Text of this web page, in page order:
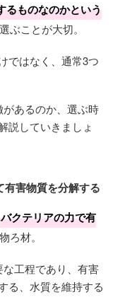
るものなのかという
ぶことが大切。
ではなく、通常3つ
あるのか、選ぶ時
説していきましょ
害物質を分解する
バクテリアの力で有
ろ材。
工程であり、有害
る、水質を維持する